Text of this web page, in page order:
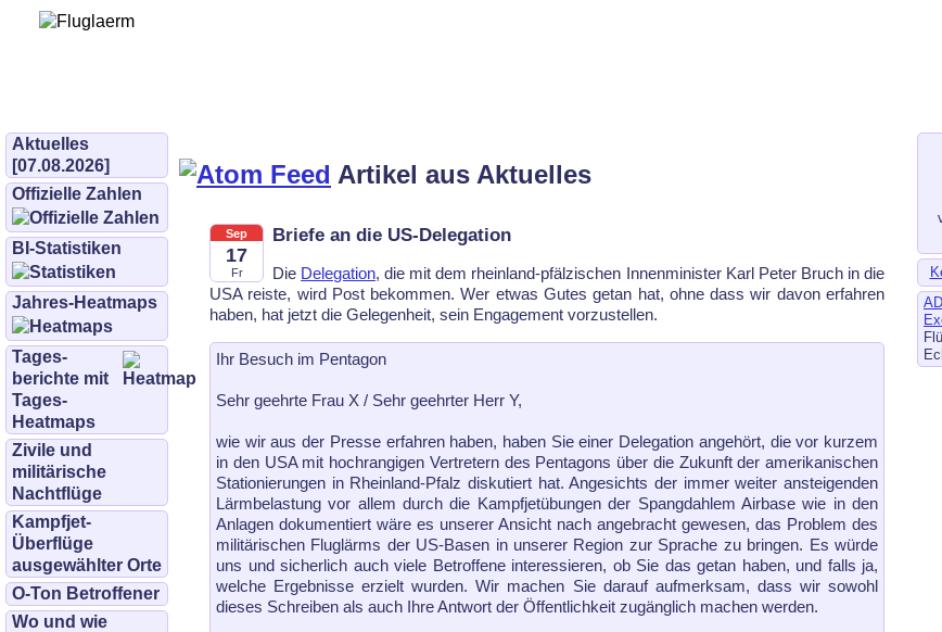
Aktuelles
[07.08.2026]
Offizielle Zahlen
BI-Statistiken
Jahres-Heatmaps
Tages­
berichte mit
Tages-
Heatmaps
Zivile und
militärische
Nachtflüge
Kampfjet-
Überflüge
ausgewählter Orte
O-Ton Betroffener
Wo und wie
Artikel aus Aktuelles
Sep
17
Fr
Briefe an die US-Delegation
Die Delegation, die mit dem rheinland-pfälzischen Innenminister Karl Peter Bruch in die
USA reiste, wird Post bekommen. Wer etwas Gutes getan hat, ohne dass wir davon erfahren
haben, hat jetzt die Gelegenheit, sein Engagement vorzustellen.
Ihr Besuch im Pentagon
Sehr geehrte Frau X / Sehr geehrter Herr Y,
wie wir aus der Presse erfahren haben, haben Sie einer Delegation an­ge­hört, die vor kurzem
in den USA mit hochrangigen Vertretern des Pen­ta­gons über die Zukunft der amerikanischen
Stationierungen in Rhein­land-Pfalz diskutiert hat. Angesichts der immer weiter ansteigenden
Lärm­be­las­tung vor allem durch die Kampfjetübungen der Spangdahlem Airbase wie in den
Anlagen dokumentiert wäre es unserer Ansicht nach angebracht gewesen, das Problem des
militärischen Fluglärms der US-Basen in un­se­rer Region zur Sprache zu bringen. Es würde
uns und sicherlich auch viele Betroffene interessieren, ob Sie das getan haben, und falls ja,
welche Er­geb­nis­se erzielt wurden. Wir machen Sie darauf aufmerksam, dass wir sowohl
dieses Schreiben als auch Ihre Antwort der Öffentlichkeit zu­gäng­lich machen werden.